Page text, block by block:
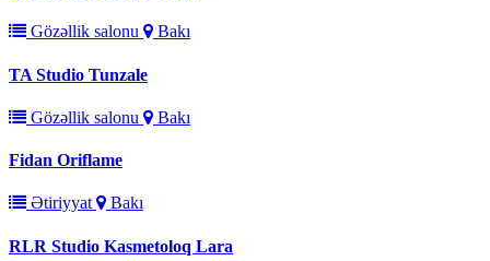
Gözəllik salonu Bakı
TA Studio Tunzale
Gözəllik salonu Bakı
Fidan Oriflame
Ətiriyyat Bakı
RLR Studio Kasmetoloq Lara